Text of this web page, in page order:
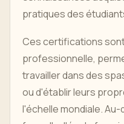
pratiques des
Ces certifications
professionnelle,
travailler dans des
ou d'établir leurs
l'échelle mondiale.